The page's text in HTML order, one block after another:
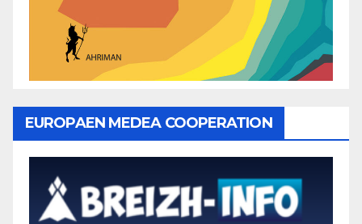
EUROPAEN MEDEA COOPERATION